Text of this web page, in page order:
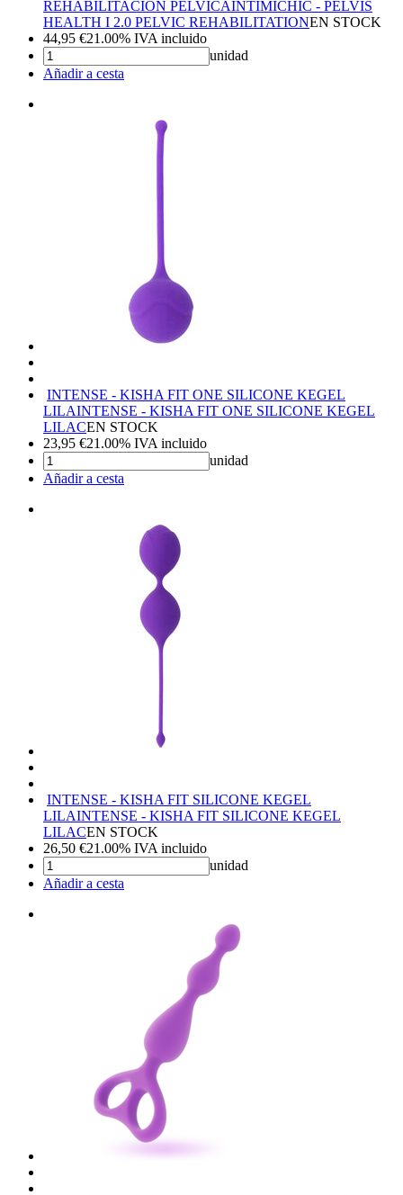
REHABILITACIÓN PÉLVICAINTIMICHIC - PELVIS
HEALTH I 2.0 PELVIC REHABILITATIONEN STOCK
44,95 €21.00% IVA incluido
unidad
Añadir a cesta
INTENSE - KISHA FIT ONE SILICONE KEGEL
LILAINTENSE - KISHA FIT ONE SILICONE KEGEL
LILACEN STOCK
23,95 €21.00% IVA incluido
unidad
Añadir a cesta
INTENSE - KISHA FIT SILICONE KEGEL
LILAINTENSE - KISHA FIT SILICONE KEGEL
LILACEN STOCK
26,50 €21.00% IVA incluido
unidad
Añadir a cesta